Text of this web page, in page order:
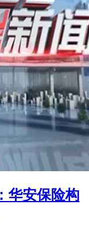
华安保险构